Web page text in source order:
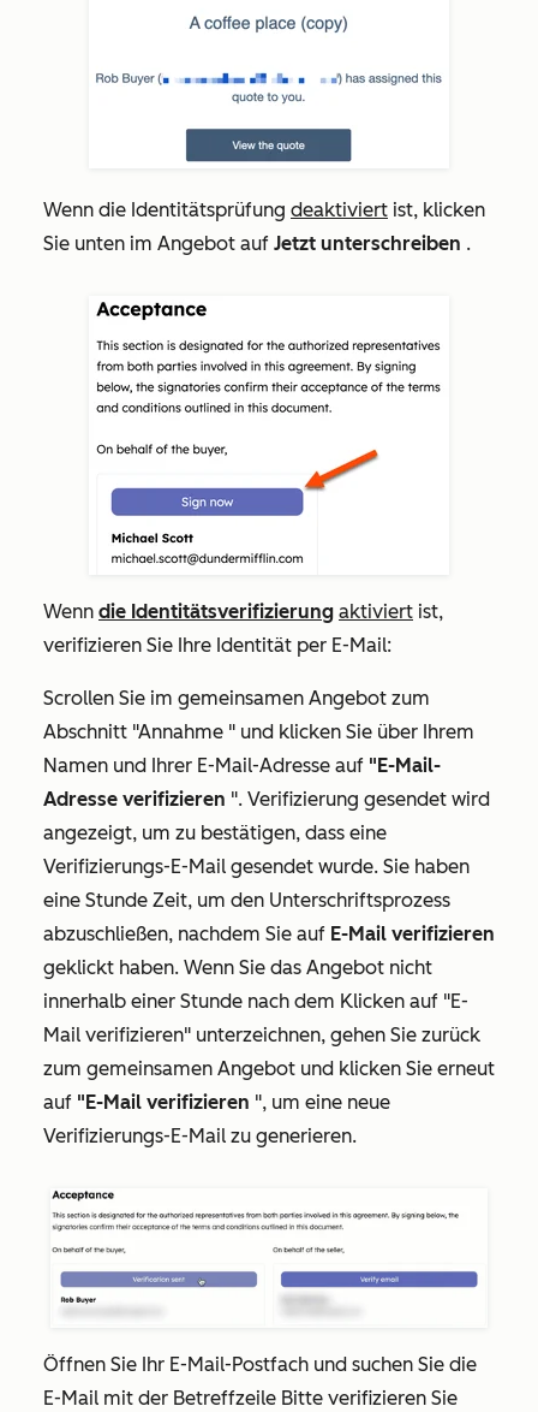
Wenn die Identitätsprüfung deaktiviert ist, klicken
Sie unten im Angebot auf Jetzt unterschreiben .
Wenn die Identitätsverifizierung aktiviert ist,
verifizieren Sie Ihre Identität per E-Mail:
Scrollen Sie im gemeinsamen Angebot zum
Abschnitt "Annahme " und klicken Sie über Ihrem
Namen und Ihrer E-Mail-Adresse auf "E-Mail-
Adresse verifizieren ". Verifizierung gesendet wird
angezeigt, um zu bestätigen, dass eine
Verifizierungs-E-Mail gesendet wurde. Sie haben
eine Stunde Zeit, um den Unterschriftsprozess
abzuschließen, nachdem Sie auf E-Mail verifizieren
geklickt haben. Wenn Sie das Angebot nicht
innerhalb einer Stunde nach dem Klicken auf "E-
Mail verifizieren" unterzeichnen, gehen Sie zurück
zum gemeinsamen Angebot und klicken Sie erneut
auf "E-Mail verifizieren ", um eine neue
Verifizierungs-E-Mail zu generieren.
Öffnen Sie Ihr E-Mail-Postfach und suchen Sie die
E-Mail mit der Betreffzeile Bitte verifizieren Sie